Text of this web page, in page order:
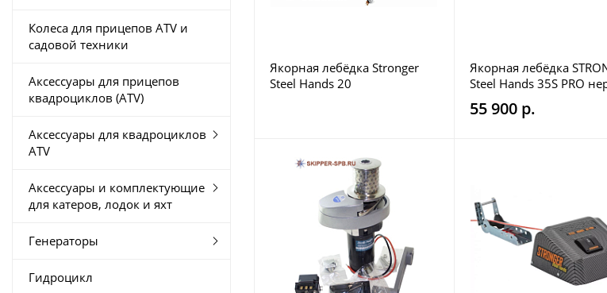
Колеса для прицепов ATV и
садовой техники
Аксессуары для прицепов
квадроциклов (ATV)
Аксессуары для квадроциклов
ATV
Аксессуары и комплектующие
для катеров, лодок и яхт
Генераторы
Гидроцикл
Якорная лебёдка Stronger
Steel Hands 20
Якорная лебёдка
Steel Hands 35S PRO
55 900 р.